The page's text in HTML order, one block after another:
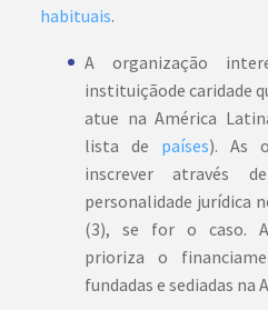
habituais.
A organização
instituiçãode caridade
atue na América
lista de países). As
inscrever através
personalidade jurídica
(3), se for o caso. A
prioriza o
fundadas e sediadas na